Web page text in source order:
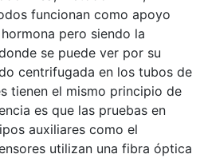
funcionan como apoyo
pero siendo la
se puede ver por su
centrifugada en los tubos de
tienen el mismo principio de
es que las pruebas en
auxiliares como el
utilizan una fibra óptica